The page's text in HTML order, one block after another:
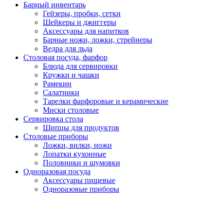
Барный инвентарь
Гейзеры, пробки, сетки
Шейкеры и джиггеры
Аксессуары для напитков
Барные ножи, ложки, стрейнеры
Ведра для льда
Столовая посуда, фарфор
Блюда для сервировки
Кружки и чашки
Рамекин
Салатники
Тарелки фарфоровые и керамические
Миски столовые
Сервировка стола
Щипцы для продуктов
Столовые приборы
Ложки, вилки, ножи
Лопатки кухонные
Половники и шумовки
Одноразовая посуда
Аксессуары пищевые
Одноразовые приборы